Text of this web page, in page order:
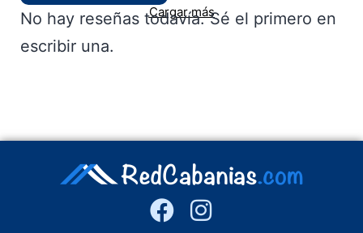
Cargar más
No hay reseñas todavía. Sé el primero en
escribir una.